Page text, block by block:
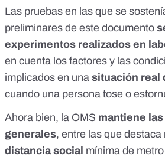
Las pruebas en las que se
preliminares de este documento
experimentos realizados en
en cuenta los factores y las
implicados en una situación real
cuando una persona tose o
Ahora bien, la OMS mantiene
generales, entre las que destaca
distancia social mínima de